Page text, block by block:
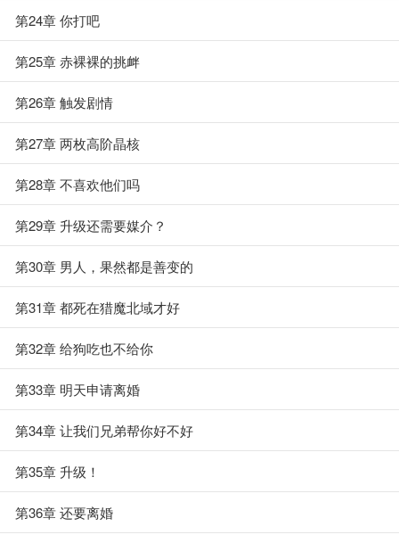
第24章 你打吧
第25章 赤裸裸的挑衅
第26章 触发剧情
第27章 两枚高阶晶核
第28章 不喜欢他们吗
第29章 升级还需要媒介？
第30章 男人，果然都是善变的
第31章 都死在猎魔北域才好
第32章 给狗吃也不给你
第33章 明天申请离婚
第34章 让我们兄弟帮你好不好
第35章 升级！
第36章 还要离婚